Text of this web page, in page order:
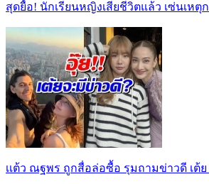
สุดยื้อ! นักเรียนหญิงเสียชีวิตแล้ว เซ่นเหตุ
เเต้ว ณฐพร ถูกสื่อล่อซื้อ รุมถามข่าวดี เต้